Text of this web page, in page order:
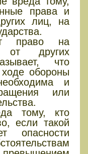
права и
лиц, на
право на
от других
что
обороны
и
или
тому, кто
если такой
опасности